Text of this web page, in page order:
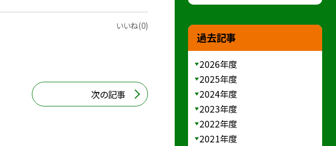
いいね(0)
次の記事
過去記事
2026年度
2025年度
2024年度
2023年度
2022年度
2021年度